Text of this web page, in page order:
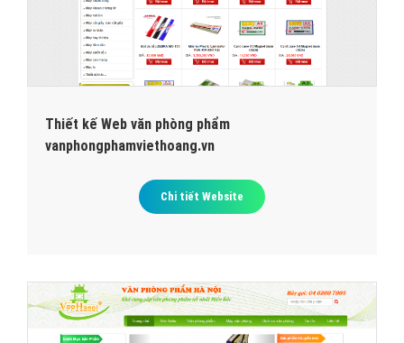
Thiết kế Web văn phòng phẩm
vanphongphamviethoang.vn
Chi tiết Website